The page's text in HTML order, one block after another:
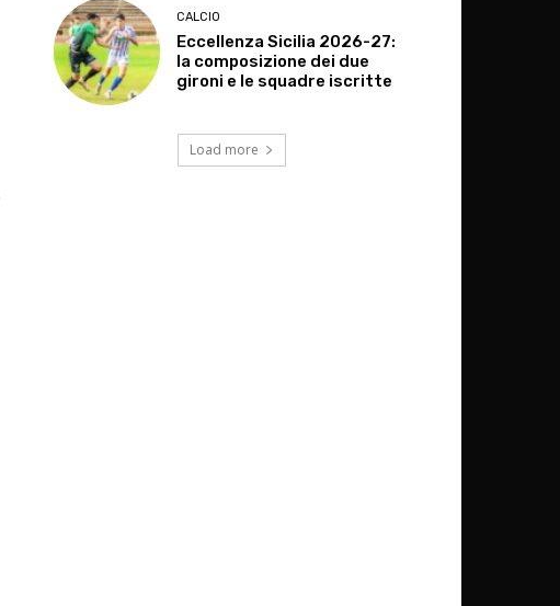
CALCIO
Eccellenza Sicilia 2026-27:
la composizione dei due
gironi e le squadre iscritte
Load more